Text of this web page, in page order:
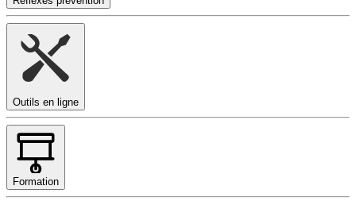
Outils en ligne
Formation